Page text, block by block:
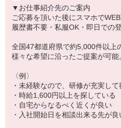
▼お仕事紹介先のご案内
ご応募を頂いた後にスマホでWEB
履歴書不要・私服OK・即日での
全国47都道府県で約5,000件以上
様々な希望に沿ったご提案が可能
〈例〉
・未経験なので、研修が充実し
・時給1,600円以上を探している
・自宅からなるべく近くが良い
・入社開始日を相談出来る先が良